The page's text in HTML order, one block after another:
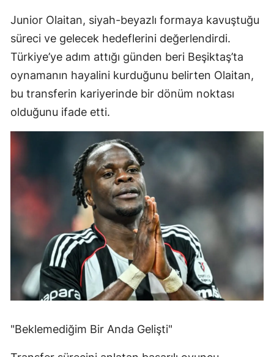
Junior Olaitan, siyah-beyazlı formaya kavuştuğu
süreci ve gelecek hedeflerini değerlendirdi.
Türkiye’ye adım attığı günden beri Beşiktaş’ta
oynamanın hayalini kurduğunu belirten Olaitan,
bu transferin kariyerinde bir dönüm noktası
olduğunu ifade etti.
"Beklemediğim Bir Anda Gelişti"